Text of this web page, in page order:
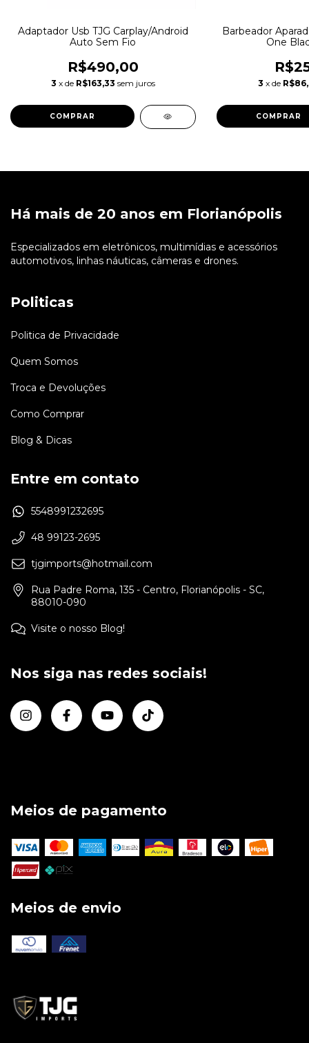
Adaptador Usb TJG Carplay/Android
Auto Sem Fio
R$490,00
3 x de R$163,33 sem juros
Barbeador
One
3 x de
Há mais de 20 anos em Florianópolis
Especializados em eletrônicos, multimídias e acessórios
automotivos, linhas náuticas, câmeras e drones.
Politicas
Politica de Privacidade
Quem Somos
Troca e Devoluções
Como Comprar
Blog & Dicas
Entre em contato
5548991232695
48 99123-2695
tjgimports@hotmail.com
Rua Padre Roma, 135 - Centro, Florianópolis - SC,
88010-090
Visite o nosso Blog!
Nos siga nas redes sociais!
Meios de pagamento
Meios de envio